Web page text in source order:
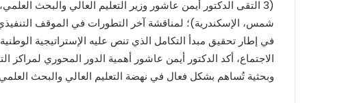
(3 التقى الدكتور أيمن عاشور وزير التعليم العالي والبحث
شمس، الإسكندرية)؛ لمناقشة آخر التطورات في الموقف
الاجتماع، أكد الدكتور أيمن عاشور أهمية الدور المحوري لمراكز
وبحثية تُساهم بشكل فعال في نهضة التعليم العالي والبحث